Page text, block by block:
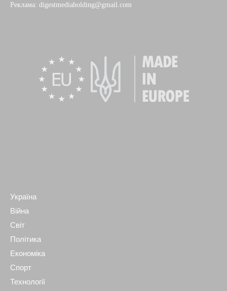
Реклама: digestmediaholding@gmail.com
Україна
Війна
Світ
Політика
Економіка
Спорт
Технології